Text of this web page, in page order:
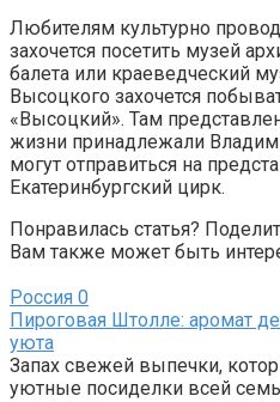
Любителям культурно
захочется посетить музей
балета или краеведческий
Высоцкого захочется
«Высоцкий». Там
жизни принадлежали
могут отправиться на
Екатеринбургский цирк.
Понравилась статья?
Вам также может быть
Россия 0
Пироговая Штолле: аромат
уюта
Запах свежей выпечки,
уютные посиделки всей